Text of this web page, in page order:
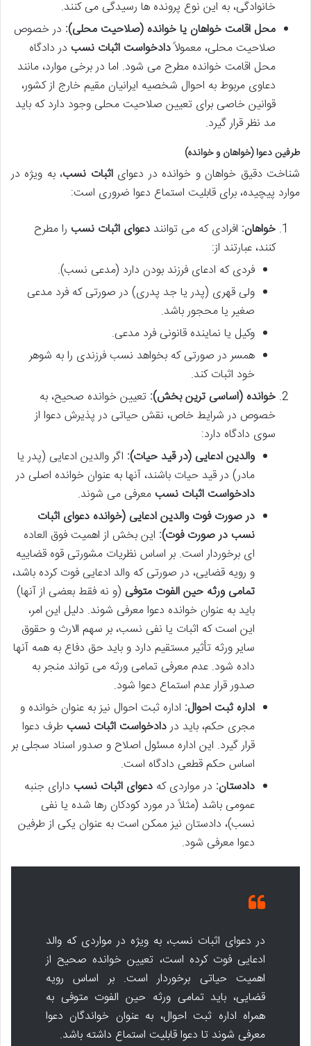
خانوادگی، به این نوع پرونده ها رسیدگی می کنند.
محل اقامت خواهان یا خوانده (صلاحیت محلی): در خصوص
صلاحیت محلی، معمولاًدادخواست اثبات نسب در دادگاه
محل اقامت خوانده مطرح می شود. اما در برخی موارد، مانند
دعاوی مربوط به احوال شخصیه ایرانیان مقیم خارج از کشور،
قوانین خاصی برای تعیین صلاحیت محلی وجود دارد که باید
مد نظر قرار گیرد.
طرفین دعوا (خواهان و خوانده)
شناخت دقیق خواهان و خوانده در دعوایاثبات نسب، به ویژه در
موارد پیچیده، برای قابلیت استماع دعوا ضروری است:
خواهان: افرادی که می تواننددعوای اثبات نسب را مطرح
کنند، عبارتند از:
فردی که ادعای فرزند بودن دارد (مدعی نسب).
ولی قهری (پدر یا جد پدری) در صورتی که فرد مدعی
صغیر یا محجور باشد.
وکیل یا نماینده قانونی فرد مدعی.
همسر در صورتی که بخواهد نسب فرزندی را به شوهر
خود اثبات کند.
خوانده (اساسی ترین بخش): تعیین خوانده صحیح، به
خصوص در شرایط خاص، نقش حیاتی در پذیرش دعوا از
سوی دادگاه دارد:
والدین ادعایی (در قید حیات): اگر والدین ادعایی (پدر یا
مادر) در قید حیات باشند، آنها به عنوان خوانده اصلی در
دادخواست اثبات نسب معرفی می شوند.
در صورت فوت والدین ادعایی (خوانده دعوای اثبات
نسب در صورت فوت): این بخش از اهمیت فوق العاده
ای برخوردار است. بر اساس نظریات مشورتی قوه قضاییه
و رویه قضایی، در صورتی که والد ادعایی فوت کرده باشد،
تمامی ورثه حین الفوت متوفی (و نه فقط بعضی از آنها)
باید به عنوان خوانده دعوا معرفی شوند. دلیل این امر،
این است که اثبات یا نفی نسب، بر سهم الارث و حقوق
سایر ورثه تأثیر مستقیم دارد و باید حق دفاع به همه آنها
داده شود. عدم معرفی تمامی ورثه می تواند منجر به
صدور قرار عدم استماع دعوا شود.
اداره ثبت احوال: اداره ثبت احوال نیز به عنوان خوانده و
مجری حکم، باید دردادخواست اثبات نسب طرف دعوا
قرار گیرد. این اداره مسئول اصلاح و صدور اسناد سجلی بر
اساس حکم قطعی دادگاه است.
دادستان: در مواردی که دعوای اثبات نسب دارای جنبه
عمومی باشد (مثلاً در مورد کودکان رها شده یا نفی
نسب)، دادستان نیز ممکن است به عنوان یکی از طرفین
دعوا معرفی شود.
در دعوای اثبات نسب، به ویژه در مواردی که والد
ادعایی فوت کرده است، تعیین خوانده صحیح از
اهمیت حیاتی برخوردار است. بر اساس رویه
قضایی، باید تمامی ورثه حین الفوت متوفی به
همراه اداره ثبت احوال، به عنوان خواندگان دعوا
معرفی شوند تا دعوا قابلیت استماع داشته باشد.